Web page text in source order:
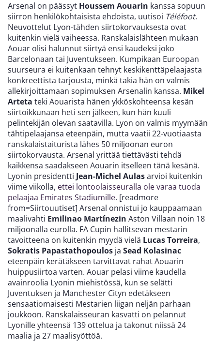
Arsenal on päässyt Houssem Aouarin kanssa sopuun
siirron henkilökohtaisista ehdoista, uutisoi Téléfoot.
Neuvottelut Lyon-tähden siirtokorvauksesta ovat
kuitenkin vielä vaiheessa. Ranskalaislähteen mukaan
Aouar olisi halunnut siirtyä ensi kaudeksi joko
Barcelonaan tai Juventukseen. Kumpikaan Euroopan
suurseura ei kuitenkaan tehnyt keskikenttäpelaajasta
konkreettista tarjousta, minkä takia hän on valmis
allekirjoittamaan sopimuksen Arsenalin kanssa. Mikel
Arteta teki Aouarista hänen ykköskohteensa kesän
siirtoikkunaan heti sen jälkeen, kun hän kuuli
pelintekijän olevan saatavilla. Lyon on valmis myymään
tähtipelaajansa eteenpäin, mutta vaatii 22-vuotiaasta
ranskalaistaiturista lähes 50 miljoonan euron
siirtokorvausta. Arsenal yrittää tiettävästi tehdä
kaikkensa saadakseen Aouarin itselleen tänä kesänä.
Lyonin presidentti Jean-Michel Aulasarvioi kuitenkin
viime viikolla, ettei lontoolaisseuralla ole varaa tuoda
pelaajaa Emirates Stadiumille. [readmore
from=Siirtouutiset] Arsenal onnistui jo kauppaamaan
maalivahti Emilinao Martínezin Aston Villaan noin 18
miljoonalla eurolla. FA Cupin hallitsevan mestarin
tavoitteena on kuitenkin myydä vielä Lucas Torreira,
Sokratis Papastathopoulos ja Sead Kolasinac
eteenpäin kerätäkseen tarvittavat rahat Aouarin
huippusiirtoa varten. Aouar pelasi viime kaudella
avainroolia Lyonin miehistössä, kun se selätti
Juventuksen ja Manchester Cityn edetäkseen
sensaatiomaisesti Mestarien liigan neljän parhaan
joukkoon. Ranskalaisseuran kasvatti on pelannut
Lyonille yhteensä 139 ottelua ja takonut niissä 24
maalia ja 27 maalisyöttöä.